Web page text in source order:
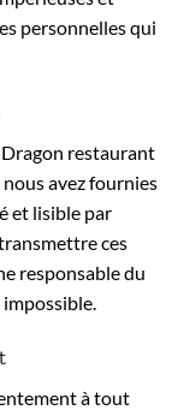
personnelles qui
restaurant
avez fournies
et lisible par
ces
responsable du
à tout